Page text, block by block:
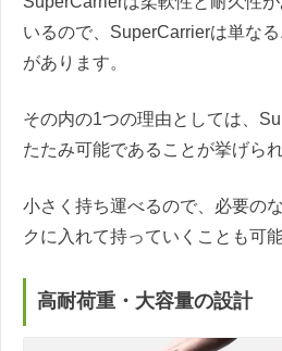
いるので、SuperCarrierは単な
があります。
その内の1つの理由としては、
たたみ可能であることが挙げられ
小さく持ち運べるので、必要の
クに入れて持っていくことも可能
高耐荷重・大容量の設計